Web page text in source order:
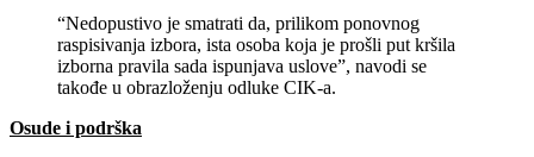
“Nedopustivo je smatrati da, prilikom ponovnog
raspisivanja izbora, ista osoba koja je prošli put kršila
izborna pravila sada ispunjava uslove”, navodi se
takođe u obrazloženju odluke CIK-a.
Osude i podrška